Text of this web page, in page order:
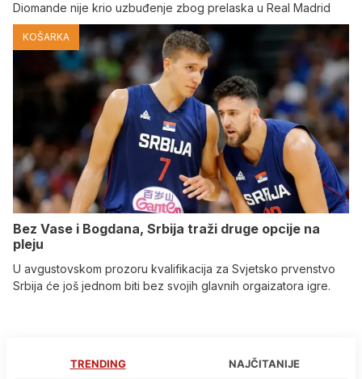
Diomande nije krio uzbuđenje zbog prelaska u Real Madrid
KOŠARKA
Bez Vase i Bogdana, Srbija traži druge opcije na
pleju
U avgustovskom prozoru kvalifikacija za Svjetsko prvenstvo
Srbija će još jednom biti bez svojih glavnih orgaizatora igre.
TRENDING NAJČITANIJE